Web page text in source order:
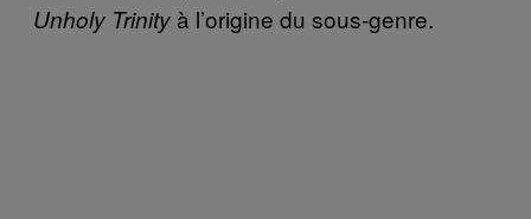
Unholy Trinity à l’origine du sous-genre.